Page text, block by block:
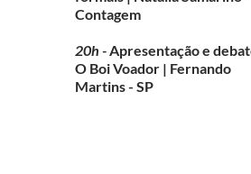
Contagem
20h -Apresentação e
O Boi Voador | Fernando
Martins - SP